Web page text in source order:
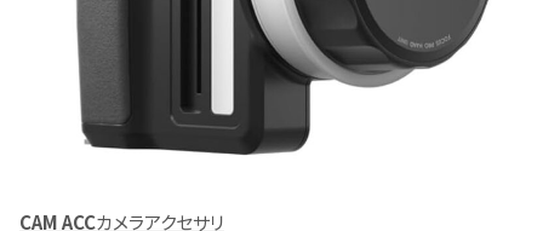
CAM ACCカメラアクセサリ